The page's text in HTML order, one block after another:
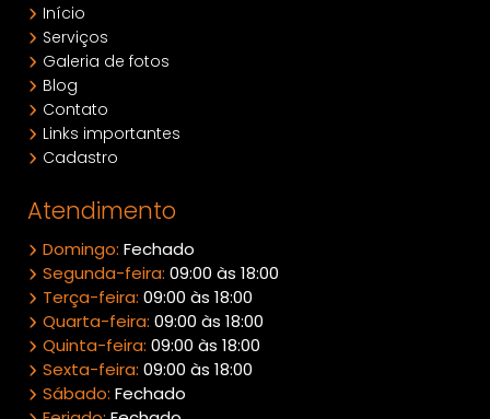
Início
Serviços
Galeria de fotos
Blog
Contato
Links importantes
Cadastro
Atendimento
Domingo: Fechado
Segunda-feira: 09:00 às 18:00
Terça-feira: 09:00 às 18:00
Quarta-feira: 09:00 às 18:00
Quinta-feira: 09:00 às 18:00
Sexta-feira: 09:00 às 18:00
Sábado: Fechado